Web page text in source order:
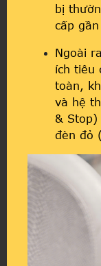
bị
cấp
Ngoài
ích tiêu
toàn,
và hệ
&
đèn đỏ